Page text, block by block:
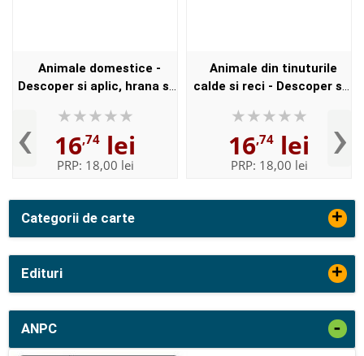
Categorii de carte +
Edituri +
ANPC -
‹
Animale domestice -
Descoper si aplic, hrana si
Tautu
16,74 lei
PRP: 18,00 lei
Animale din tinuturile
calde si reci - Descoper si
(Mapa) de Inesa Tautu
16,74 lei
PRP: 18,00 lei ›